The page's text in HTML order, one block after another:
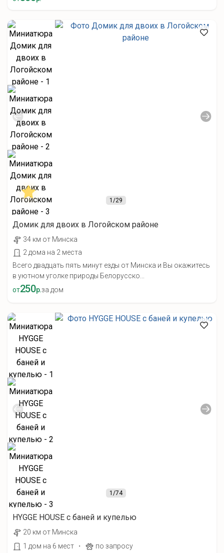
1/29
Домик для двоих в Логойском районе
34 км от Минска
2 дома на 2 места
Всего двадцать пять минут езды от Минска и Вы окажитесь
в уютном уголке природы Белорусско...
от250р.за дом
1/74
HYGGE HOUSE с баней и купелью
20 км от Минска
1 дом на 6 мест
· по запросу